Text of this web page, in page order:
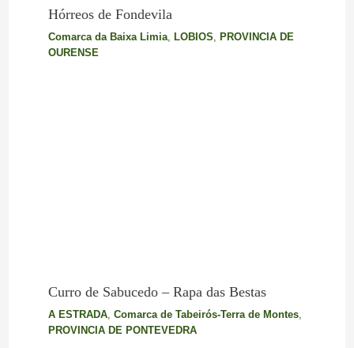
Hórreos de Fondevila
Comarca da Baixa Limia, LOBIOS, PROVINCIA DE
OURENSE
Curro de Sabucedo – Rapa das Bestas
A ESTRADA, Comarca de Tabeirós-Terra de Montes,
PROVINCIA DE PONTEVEDRA